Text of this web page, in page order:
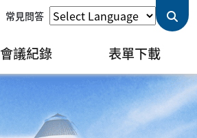
常見問答
會議紀錄 表單下載